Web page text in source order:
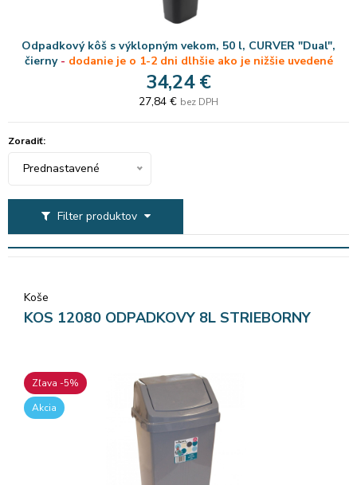
Odpadkový kôš s výklopným vekom, 50 l, CURVER "Dual",
čierny- dodanie je o 1-2 dni dlhšie ako je nižšie uvedené
34,24 €
27,84 € bez DPH
Filter produktov
Zoradiť:
Prednastavené
Koše
KOS 12080 ODPADKOVY 8L STRIEBORNY
Zľava -5%
Akcia